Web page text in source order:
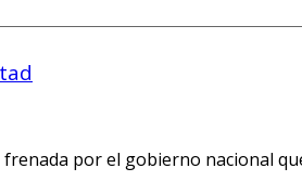
por el gobierno nacional